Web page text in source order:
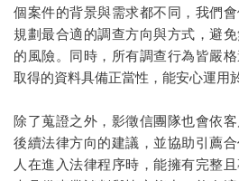
個案件的背景與需求都不同，我們
規劃最合適的調查方向與方式，避
的風險。同時，所有調查行為皆嚴
取得的資料具備正當性，能安心運用
除了蒐證之外，影徵信團隊也會依
後續法律方向的建議，並協助引薦
人在進入法律程序時，能擁有完整